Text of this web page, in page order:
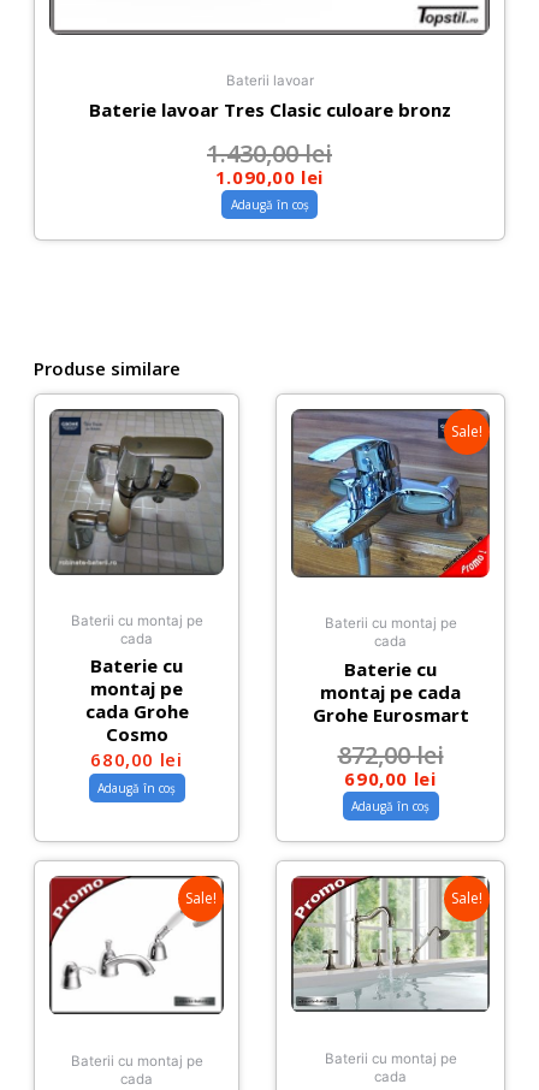
Baterii lavoar
Baterie lavoar Tres Clasic culoare bronz
1.430,00lei
1.090,00 lei
Adaugă în coș
Produse similare
Baterii cu montaj pe
cada
Baterie cu
montaj pe
cada Grohe
Cosmo
680,00 lei
Adaugă în coș
Sale!
Baterii cu montaj pe
cada
Baterie cu
montaj pe cada
Grohe Eurosmart
872,00lei
690,00 lei
Adaugă în coș
Sale!
Baterii cu montaj pe
cada
Sale!
Baterii cu montaj pe
cada